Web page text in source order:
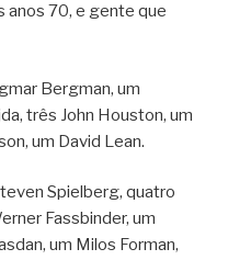
anos 70, e gente que
Bergman, um
três John Houston, um
um David Lean.
Spielberg, quatro
Fassbinder, um
um Milos Forman,